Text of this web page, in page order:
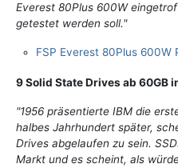
Everest 80Plus 600W
getestet werden soll."
FSP Everest 80Plus 600W
9 Solid State Drives ab 60GB
"1956 präsentierte IBM die
halbes Jahrhundert später,
Drives abgelaufen zu sein.
Markt und es scheint, als